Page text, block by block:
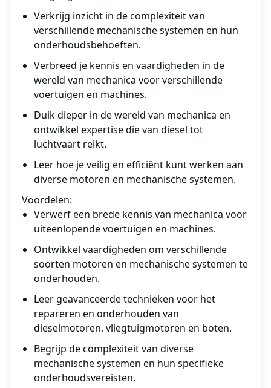
Verkrijg inzicht in de complexiteit van
verschillende mechanische systemen en hun
onderhoudsbehoeften.
Verbreed je kennis en vaardigheden in de
wereld van mechanica voor verschillende
voertuigen en machines.
Duik dieper in de wereld van mechanica en
ontwikkel expertise die van diesel tot
luchtvaart reikt.
Leer hoe je veilig en efficiënt kunt werken aan
diverse motoren en mechanische systemen.
Voordelen:
Verwerf een brede kennis van mechanica voor
uiteenlopende voertuigen en machines.
Ontwikkel vaardigheden om verschillende
soorten motoren en mechanische systemen te
onderhouden.
Leer geavanceerde technieken voor het
repareren en onderhouden van
dieselmotoren, vliegtuigmotoren en boten.
Begrijp de complexiteit van diverse
mechanische systemen en hun specifieke
onderhoudsvereisten.